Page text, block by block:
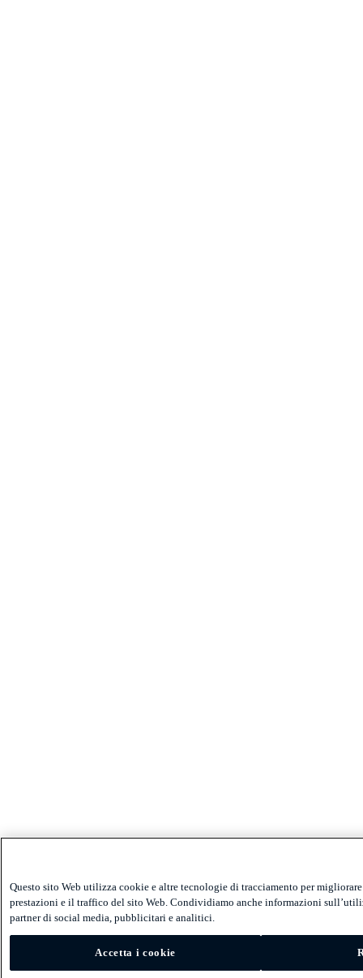
Questo sito Web utilizza cookie e altre tecnologie di tracciamento per migliorare
prestazioni e il traffico del sito Web. Condividiamo anche informazioni
partner di social media, pubblicitari e analitici.
Accetta i cookie